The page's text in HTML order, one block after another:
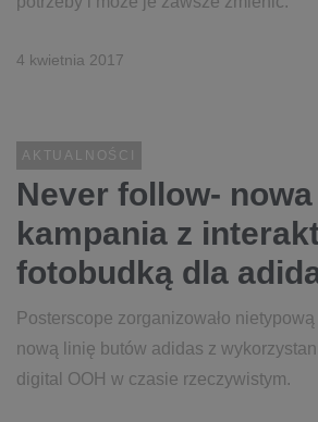
4 kwietnia 2017
AKTUALNOŚCI
Never follow- nowa
kampania z
fotobudką dla
Posterscope zorganizowało
nową linię butów adidas z
digital OOH w czasie rzeczywistym.